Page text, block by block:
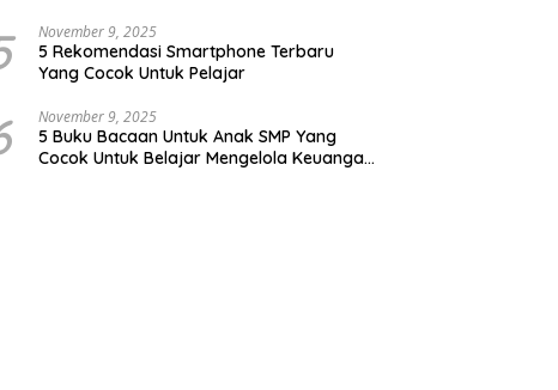
November 9, 2025
5 Rekomendasi Smartphone Terbaru
Yang Cocok Untuk Pelajar
November 9, 2025
5 Buku Bacaan Untuk Anak SMP Yang
Cocok Untuk Belajar Mengelola Keuangan